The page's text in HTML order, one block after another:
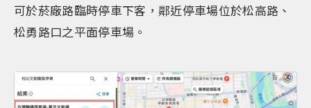
可於菸廠路臨時停車下客，鄰近停車場位於松高路、
松勇路口之平面停車場。